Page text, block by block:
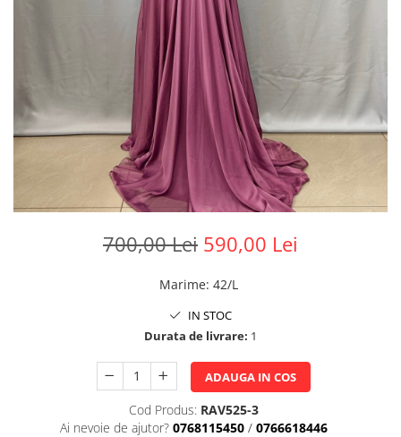
700,00 Lei 590,00 Lei
Marime: 42/L
IN STOC
Durata de livrare: 1
ADAUGA IN COS
Cod Produs: RAV525-3
Ai nevoie de ajutor? 0768115450 / 0766618446